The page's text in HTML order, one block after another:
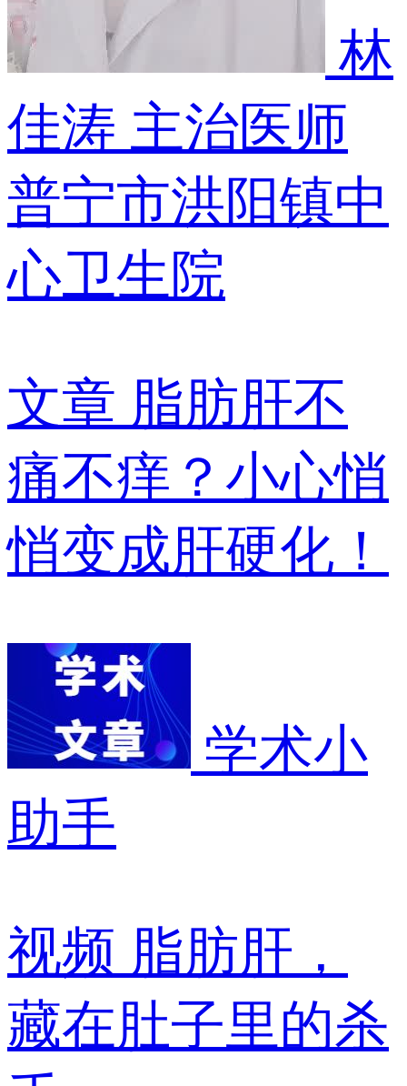
林
佳涛 主治医师
普宁市洪阳镇中
心卫生院
文章 脂肪肝不
痛不痒？小心悄
悄变成肝硬化！
学术小
助手
视频 脂肪肝，
藏在肚子里的杀